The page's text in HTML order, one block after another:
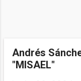
Andrés
"MISAEL"